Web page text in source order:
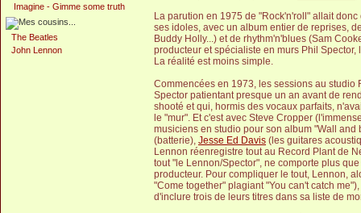
Imagine - Gimme some truth
The Beatles
John Lennon
La parution en 1975 de "Rock'n'roll" allait
ses idoles, avec un album entier de reprises,
Buddy Holly...) et de rhythm'n'blues (Sam
producteur et spécialiste en murs Phil
La réalité est moins simple.
Commencées en 1973, les sessions au
Spector patientant presque un an avant de
shooté et qui, hormis des vocaux parfaits,
le "mur". Et c'est avec Steve Cropper
musiciens en studio pour son album "Wall
(batterie), Jesse Ed Davis (les guitares
Lennon réenregistre tout au Record Plant de
tout "le Lennon/Spector", ne comporte plus
producteur. Pour compliquer le tout, Lennon,
"Come together" plagiant "You can't catch
d'inclure trois de leurs titres dans sa liste de